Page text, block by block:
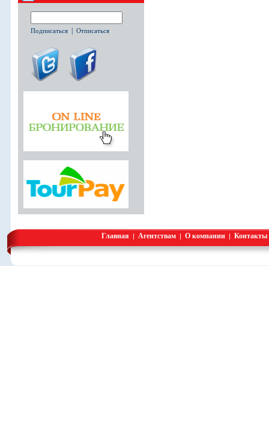
10%.
Подписаться Отписаться
Главная | Агентствам| О компании| Контакты